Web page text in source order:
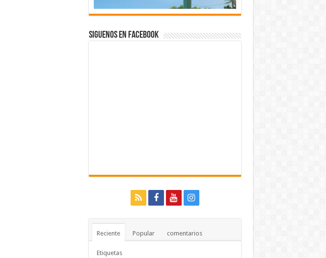
Siguenos en Facebook
Reciente Popular comentarios
Etiquetas